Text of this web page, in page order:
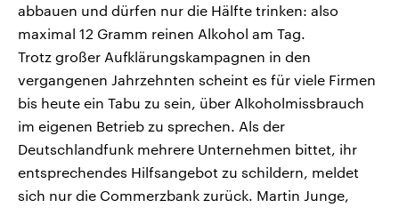
abbauen und dürfen nur die Hälfte trinken: also
maximal 12 Gramm reinen Alkohol am Tag.
Trotz großer Aufklärungskampagnen in den
vergangenen Jahrzehnten scheint es für viele Firmen
bis heute ein Tabu zu sein, über Alkoholmissbrauch
im eigenen Betrieb zu sprechen. Als der
Deutschlandfunk mehrere Unternehmen bittet, ihr
entsprechendes Hilfsangebot zu schildern, meldet
sich nur die Commerzbank zurück. Martin Junge,